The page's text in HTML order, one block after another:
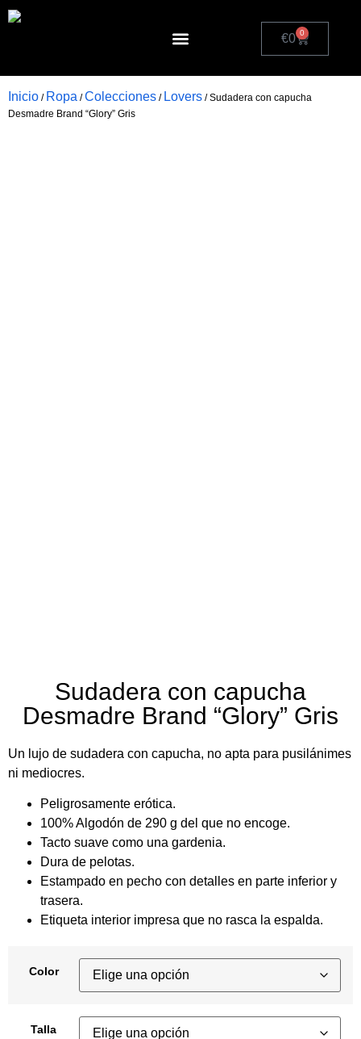
€0 0
Inicio / Ropa /Colecciones / Lovers / Sudadera con capucha
Desmadre Brand “Glory” Gris
Sudadera con capucha
Desmadre Brand “Glory” Gris
Un lujo de sudadera con capucha, no apta para pusilánimes
ni mediocres.
Peligrosamente erótica.
100% Algodón de 290 g del que no encoge.
Tacto suave como una gardenia.
Dura de pelotas.
Estampado en pecho con detalles en parte inferior y
trasera.
Etiqueta interior impresa que no rasca la espalda.
Color
Talla